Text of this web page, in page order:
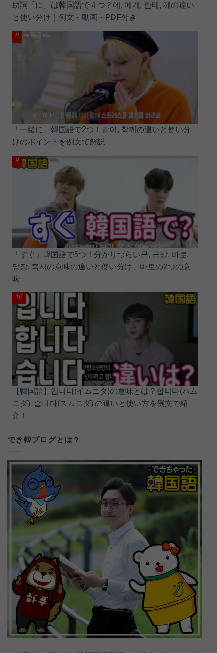
助詞「に」は韓国語で４つ？에, 에게, 한테, 께の違い
と使い分け｜例文・動画・PDF付き
「一緒に」韓国語で2つ！같이, 함께の違いと使い分
けのポイントを例文で解説
「すぐ」韓国語で5つ！分かりづらい곧, 금방, 바로,
당장, 즉시の意味の違いと使い分け、바로の2つの意
味
【韓国語】입니다(イムニダ)の意味とは？합니다(ハム
ニダ), 습니다(スムニダ) の違いと使い方を例文で紹
介！
でき韓ブログとは？